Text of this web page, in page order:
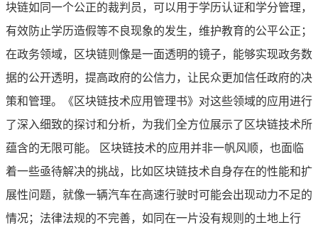
块链如同一个公正的裁判员，可以用于学历认证和学分管理，
有效防止学历造假等不良现象的发生，维护教育的公平公正；
在政务领域，区块链则像是一面透明的镜子，能够实现政务数
据的公开透明，提高政府的公信力，让民众更加信任政府的决
策和管理。《区块链技术应用管理书》对这些领域的应用进行
了深入细致的探讨和分析，为我们全方位展示了区块链技术所
蕴含的无限可能。 区块链技术的应用并非一帆风顺，也面临
着一些亟待解决的挑战，比如区块链技术自身存在的性能和扩
展性问题，就像一辆汽车在高速行驶时可能会出现动力不足的
情况；法律法规的不完善，如同在一片没有规则的土地上行